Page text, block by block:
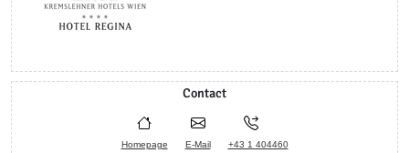
Contact
Homepage E-Mail +43 1 404460